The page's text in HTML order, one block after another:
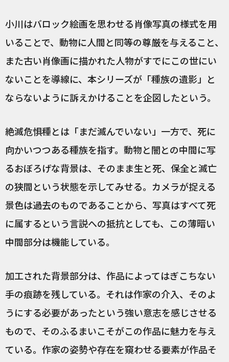
小川はバロック絵画を思わせる肖像写真の様式を用
いることで、動物に人間と同等の尊厳を与えること、
また古い肖像画に描かれた人物がすでにこの世にい
ないことを導線に、本シリーズが「種族の遺影」と
ならないように訴えかけることを企図したという。
絶滅危惧種とは「まだ滅んでいない」一方で、死に
向かいつつある種族を指す。動物と闇との中間に写
るおぼろげな背景は、そのまま生と死、保全と滅亡
の狭間という状態を示してみせる。カメラが捉える
景色は過去のものであることから、写真はすべて死
に属するという言説への抵抗としても、この薄暗い
中間部分は機能している。
加工された背景部分は、作品によってはぎこちない
手の痕跡を残している。それは作家の介入、そのよ
うにする必要があったという強い意志を感じさせる
もので、そのふるまいこそがこの作品に魅力を与え
ている。作家の姿勢や存在を窺わせる要素が作品そ